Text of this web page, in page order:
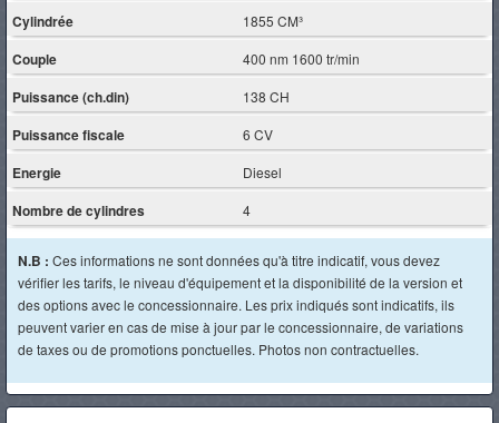
Cylindrée 1855 CM³
Couple 400 nm 1600 tr/min
Puissance (ch.din) 138 CH
Puissance fiscale 6 CV
Energie Diesel
Nombre de cylindres 4
N.B : Ces informations ne sont données qu'à titre indicatif, vous devez
vérifier les tarifs, le niveau d'équipement et la disponibilité de la version et
des options avec le concessionnaire. Les prix indiqués sont indicatifs, ils
peuvent varier en cas de mise à jour par le concessionnaire, de variations
de taxes ou de promotions ponctuelles. Photos non contractuelles.